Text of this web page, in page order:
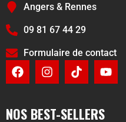
Angers & Rennes
09 81 67 44 29
Formulaire de contact
NOS BEST-SELLERS